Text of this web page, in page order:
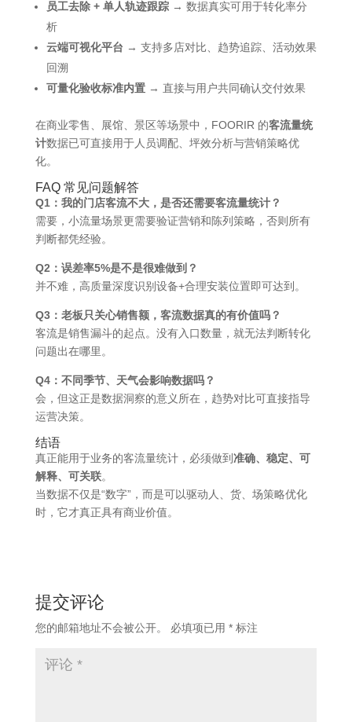
员工去除 + 单人轨迹跟踪→ 数据真实可用于转化率分
析
云端可视化平台 → 支持多店对比、趋势追踪、活动效果
回溯
可量化验收标准内置→ 直接与用户共同确认交付效果
在商业零售、展馆、景区等场景中，FOORIR 的客流量统
计数据已可直接用于人员调配、坪效分析与营销策略优
化。
FAQ 常见问题解答
Q1：我的门店客流不大，是否还需要客流量统计？
需要，小流量场景更需要验证营销和陈列策略，否则所有
判断都凭经验。
Q2：误差率5%是不是很难做到？
并不难，高质量深度识别设备+合理安装位置即可达到。
Q3：老板只关心销售额，客流数据真的有价值吗？
客流是销售漏斗的起点。没有入口数量，就无法判断转化
问题出在哪里。
Q4：不同季节、天气会影响数据吗？
会，但这正是数据洞察的意义所在，趋势对比可直接指导
运营决策。
结语
真正能用于业务的客流量统计，必须做到 准确、稳定、可
解释、可关联。
当数据不仅是“数字”，而是可以驱动人、货、场策略优化
时，它才真正具有商业价值。
提交评论
您的邮箱地址不会被公开。 必填项已用 *标注